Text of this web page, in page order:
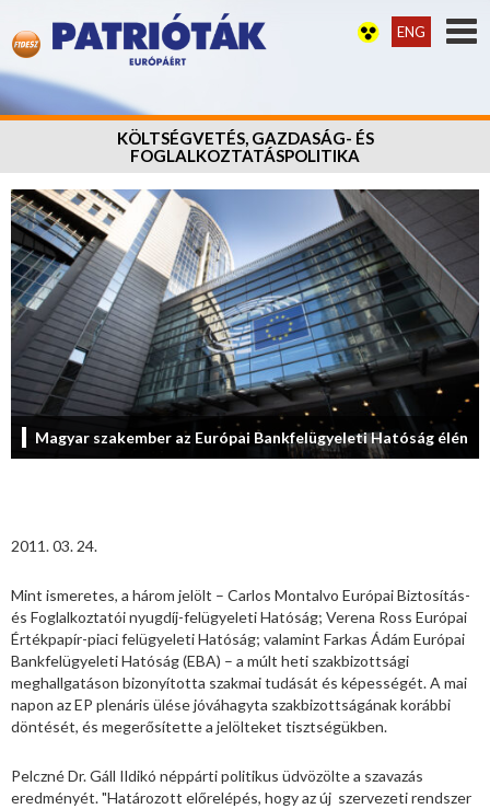
ENG
KÖLTSÉGVETÉS, GAZDASÁG- ÉS
FOGLALKOZTATÁSPOLITIKA
Magyar szakember az Európai Bankfelügyeleti Hatóság élén
2011. 03. 24.
Mint ismeretes, a három jelölt – Carlos Montalvo Európai Biztosítás-
és Foglalkoztatói nyugdíj-felügyeleti Hatóság; Verena Ross Európai
Értékpapír-piaci felügyeleti Hatóság; valamint Farkas Ádám Európai
Bankfelügyeleti Hatóság (EBA) – a múlt heti szakbizottsági
meghallgatáson bizonyította szakmai tudását és képességét. A mai
napon az EP plenáris ülése jóváhagyta szakbizottságának korábbi
döntését, és megerősítette a jelölteket tisztségükben.
Pelczné Dr. Gáll Ildikó néppárti politikus üdvözölte a szavazás
eredményét. "Határozott előrelépés, hogy az új szervezeti rendszer